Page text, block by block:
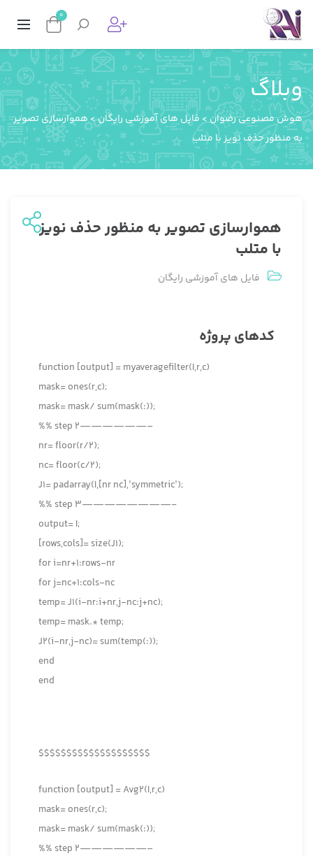
0
وبلاگ
هوش مصنوعی رضوان> فایل های آموزشی رایگان>هموارسازی تصویر
به منظور حذف نویز با متلب
هموارسازی تصویر به منظور حذف نویز
با متلب
فایل های آموزشی رایگان
کدهای پروژه
function [output] = myaveragefilter(I,r,c)
mask= ones(r,c);
mask= mask/ sum(mask(:));
%% step 2——————–
nr= floor(r/2);
nc= floor(c/2);
J1= padarray(I,[nr nc],’symmetric’);
%% step 3————————-
output= I;
[rows,cols]= size(J1);
for i=nr+1:rows-nr
for j=nc+1:cols-nc
temp= J1(i-nr:i+nr,j-nc:j+nc);
temp= mask.* temp;
J2(i-nr,j-nc)= sum(temp(:));
end
end
$$$$$$$$$$$$$$$$$$$$
function [output] = Avg2(I,r,c)
mask= ones(r,c);
mask= mask/ sum(mask(:));
%% step 2——————–